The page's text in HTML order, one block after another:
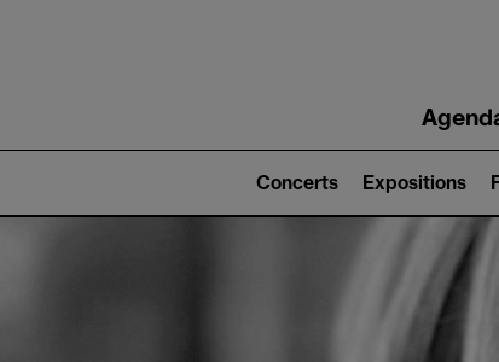
navigation
2)
Concerts Expositions